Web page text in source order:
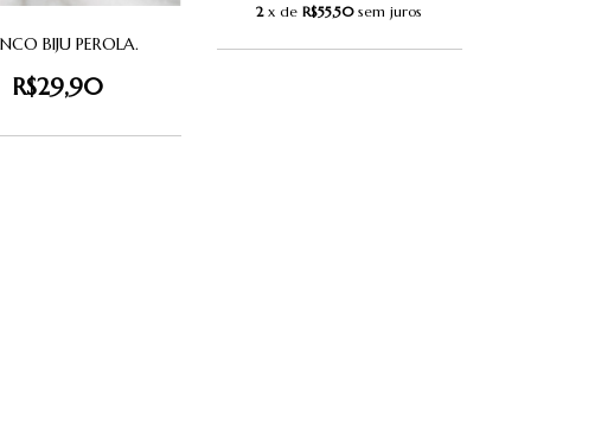
BIJU PEROLA.
R$29,90
2 x deR$55,50 sem juros